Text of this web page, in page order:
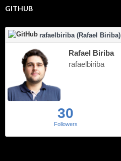
GITHUB
rafaelbiriba (Rafael Biriba)
Rafael Biriba
rafaelbiriba
30
Followers